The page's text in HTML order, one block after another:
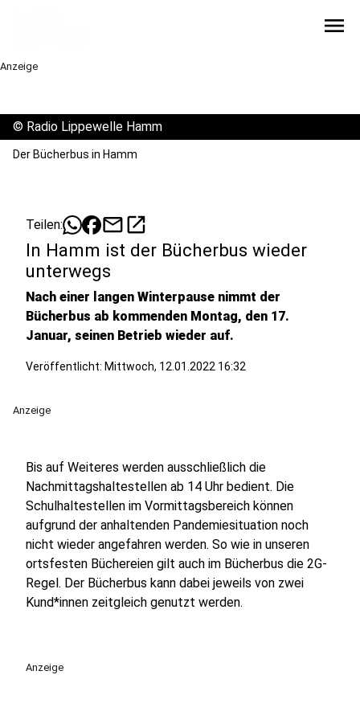
menu
Anzeige
© Radio Lippewelle Hamm
Der Bücherbus in Hamm
Teilen: mailopen_in_new
In Hamm ist der Bücherbus wieder
unterwegs
Nach einer langen Winterpause nimmt der
Bücherbus ab kommenden Montag, den 17.
Januar, seinen Betrieb wieder auf.
Veröffentlicht: Mittwoch, 12.01.2022 16:32
Anzeige
Bis auf Weiteres werden ausschließlich die
Nachmittagshaltestellen ab 14 Uhr bedient. Die
Schulhaltestellen im Vormittagsbereich können
aufgrund der anhaltenden Pandemiesituation noch
nicht wieder angefahren werden. So wie in unseren
ortsfesten Büchereien gilt auch im Bücherbus die 2G-
Regel. Der Bücherbus kann dabei jeweils von zwei
Kund*innen zeitgleich genutzt werden.
Anzeige